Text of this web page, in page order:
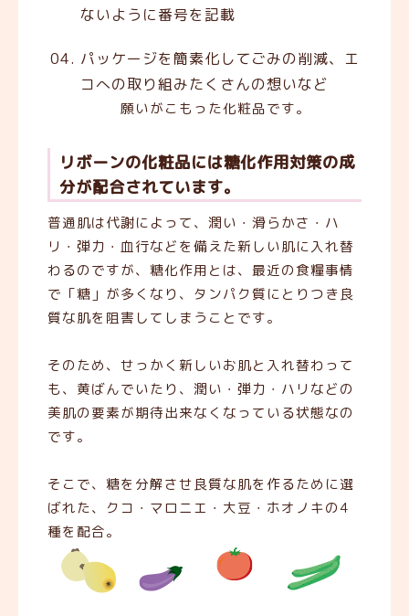
ないように番号を記載
パッケージを簡素化してごみの削減、エ
コへの取り組みたくさんの想いなど
願いがこもった化粧品です。
リボーンの化粧品には糖化作用対策の成
分が配合されています。
普通肌は代謝によって、潤い・滑らかさ・ハ
リ・弾力・血行などを備えた新しい肌に入れ替
わるのですが、糖化作用とは、最近の食糧事情
で「糖」が多くなり、タンパク質にとりつき良
質な肌を阻害してしまうことです。
そのため、せっかく新しいお肌と入れ替わって
も、黄ばんでいたり、潤い・弾力・ハリなどの
美肌の要素が期待出来なくなっている状態なの
です。
そこで、糖を分解させ良質な肌を作るために選
ばれた、クコ・マロニエ・大豆・ホオノキの4
種を配合。